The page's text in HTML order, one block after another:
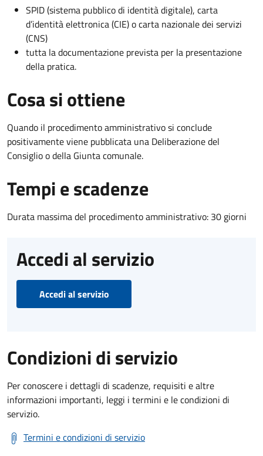
SPID (sistema pubblico di identità digitale), carta
d’identità elettronica (CIE) o carta nazionale dei servizi
(CNS)
tutta la documentazione prevista per la presentazione
della pratica.
Cosa si ottiene
Quando il procedimento amministrativo si conclude
positivamente viene pubblicata una Deliberazione del
Consiglio o della Giunta comunale.
Tempi e scadenze
Durata massima del procedimento amministrativo: 30 giorni
Accedi al servizio
Accedi al servizio
Condizioni di servizio
Per conoscere i dettagli di scadenze, requisiti e altre
informazioni importanti, leggi i termini e le condizioni di
servizio.
Termini e condizioni di servizio